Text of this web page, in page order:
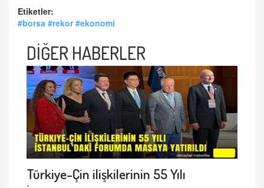
Etiketler:
#borsa #rekor #ekonomi
DİĞER HABERLER
Türkiye-Çin ilişkilerinin 55 Yılı